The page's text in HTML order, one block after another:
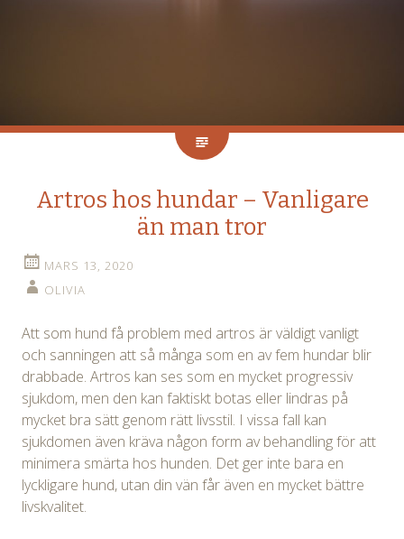
Artros hos hundar – Vanligare
än man tror
MARS 13, 2020
OLIVIA
Att som hund få problem med artros är väldigt vanligt
och sanningen att så många som en av fem hundar blir
drabbade. Artros kan ses som en mycket progressiv
sjukdom, men den kan faktiskt botas eller lindras på
mycket bra sätt genom rätt livsstil. I vissa fall kan
sjukdomen även kräva någon form av behandling för att
minimera smärta hos hunden. Det ger inte bara en
lyckligare hund, utan din vän får även en mycket bättre
livskvalitet.